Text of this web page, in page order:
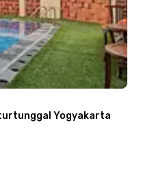
Yogyakarta